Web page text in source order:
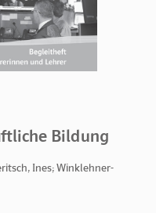
Bildung
Ines; Winklehner-